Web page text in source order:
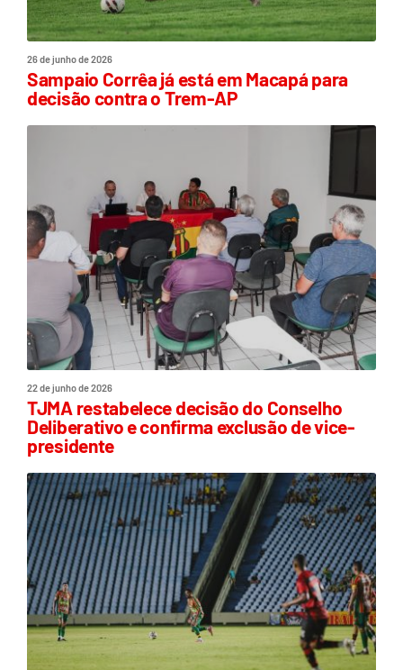
26 de junho de 2026
Sampaio Corrêa já está em Macapá para
decisão contra o Trem-AP
22 de junho de 2026
TJMA restabelece decisão do Conselho
Deliberativo e confirma exclusão de vice-
presidente